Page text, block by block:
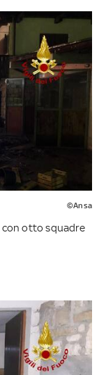
©Ansa
con otto squadre